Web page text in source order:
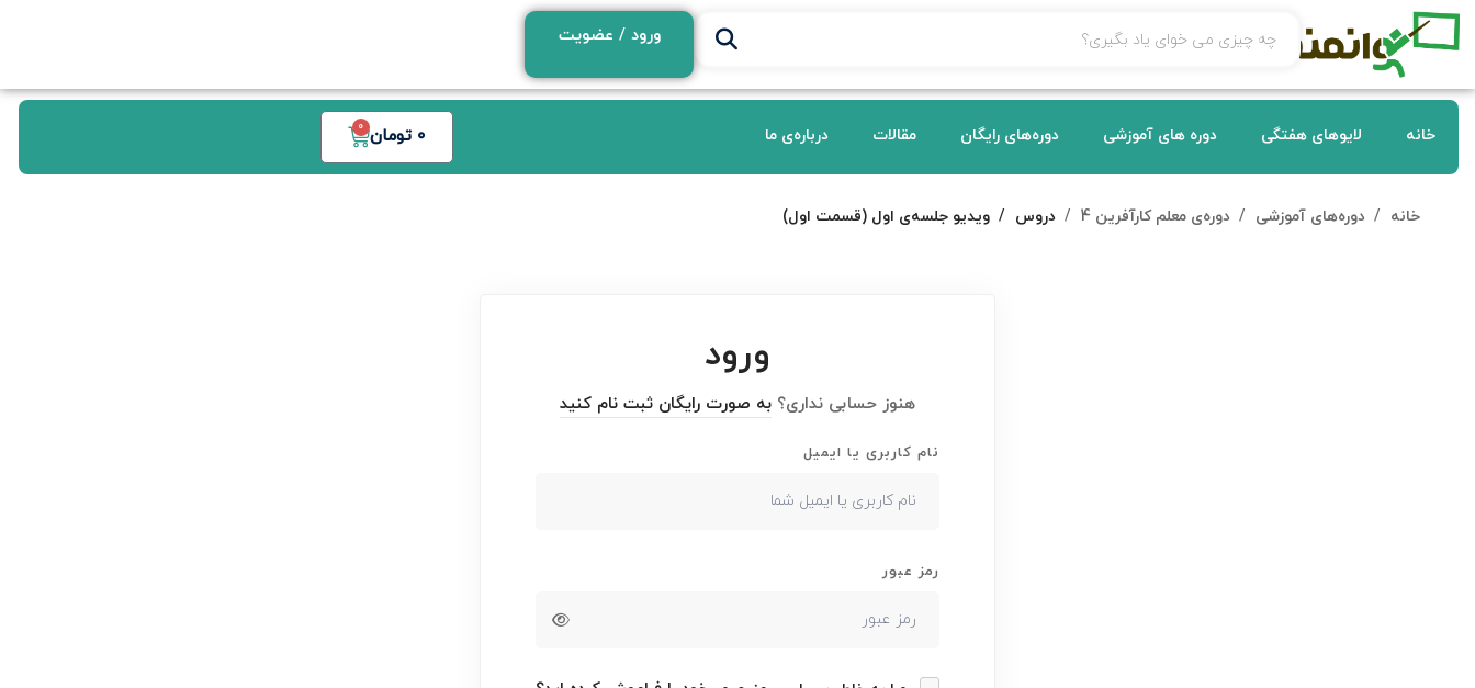
ورود / عضویت
خانه لایوهای هفتگی دوره های آموزشی دوره‌های رایگان مقالات درباره‌ی ما 0 تومان 0
خانه دوره‌های آموزشی دوره‌ی معلم کارآفرین 4 دروس ویدیو جلسه‌ی اول (قسمت اول)
ورود
هنوز حسابی نداری؟ به صورت رایگان ثبت نام کنید
نام کاربری یا ایمیل
رمز عبور